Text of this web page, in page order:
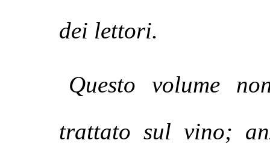
dei lettori.
Questo volume
trattato sul vino;